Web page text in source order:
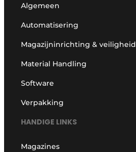
Algemeen
Automatisering
Magazijninrichting & veiligheid
Material Handling
Software
Verpakking
HANDIGE LINKS
Magazines